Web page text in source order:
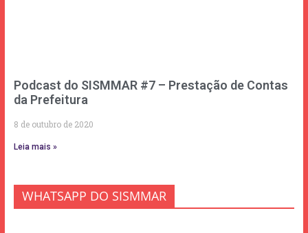
Podcast do SISMMAR #7 – Prestação de Contas
da Prefeitura
8 de outubro de 2020
Leia mais »
WHATSAPP DO SISMMAR